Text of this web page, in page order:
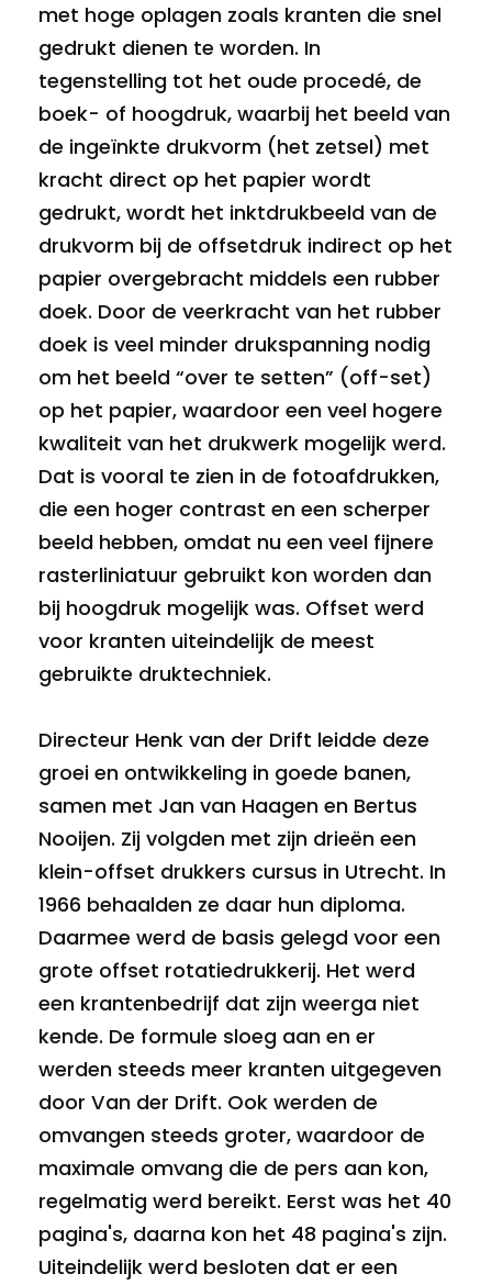
met hoge oplagen zoals kranten die snel
gedrukt dienen te worden. In
tegenstelling tot het oude procedé, de
boek- of hoogdruk, waarbij het beeld van
de ingeïnkte drukvorm (het zetsel) met
kracht direct op het papier wordt
gedrukt, wordt het inktdrukbeeld van de
drukvorm bij de offsetdruk indirect op het
papier overgebracht middels een rubber
doek. Door de veerkracht van het rubber
doek is veel minder drukspanning nodig
om het beeld “over te setten” (off-set)
op het papier, waardoor een veel hogere
kwaliteit van het drukwerk mogelijk werd.
Dat is vooral te zien in de fotoafdrukken,
die een hoger contrast en een scherper
beeld hebben, omdat nu een veel fijnere
rasterliniatuur gebruikt kon worden dan
bij hoogdruk mogelijk was. Offset werd
voor kranten uiteindelijk de meest
gebruikte druktechniek.
Directeur Henk van der Drift leidde deze
groei en ontwikkeling in goede banen,
samen met Jan van Haagen en Bertus
Nooijen. Zij volgden met zijn drieën een
klein-offset drukkers cursus in Utrecht. In
1966 behaalden ze daar hun diploma.
Daarmee werd de basis gelegd voor een
grote offset rotatiedrukkerij. Het werd
een krantenbedrijf dat zijn weerga niet
kende. De formule sloeg aan en er
werden steeds meer kranten uitgegeven
door Van der Drift. Ook werden de
omvangen steeds groter, waardoor de
maximale omvang die de pers aan kon,
regelmatig werd bereikt. Eerst was het 40
pagina's, daarna kon het 48 pagina's zijn.
Uiteindelijk werd besloten dat er een